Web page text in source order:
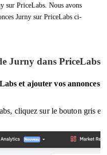
sur PriceLabs. Nous avons
Jurny sur PriceLabs ci-
Jurny dans PriceLabs
et ajouter vos annonces
cliquez sur le bouton gris